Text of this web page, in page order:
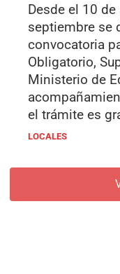
Desde el 10
septiembre se
convocatoria
Obligatorio,
Ministerio de
el trámite es
LOCALES